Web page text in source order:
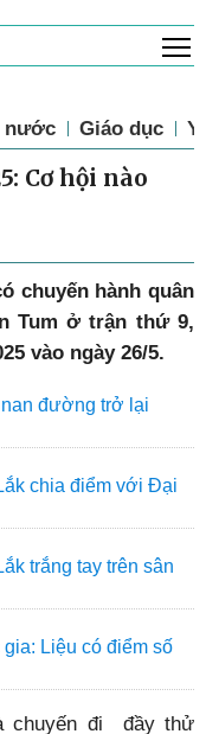
nước Giáo dục Y
Cơ hội nào
chuyến hành quân
Tum ở trận thứ 9,
vào ngày 26/5.
đường trở lại
chia điểm với Đại
trắng tay trên sân
Liệu có điểm số
chuyến đi đầy thử